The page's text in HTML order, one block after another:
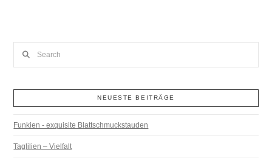
NEUESTE BEITRÄGE
Funkien - exquisite Blattschmuckstauden
Taglilien – Vielfalt